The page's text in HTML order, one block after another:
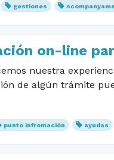
gestiones
on-line
nuestra
de algún trámite
punto infromación ayudas